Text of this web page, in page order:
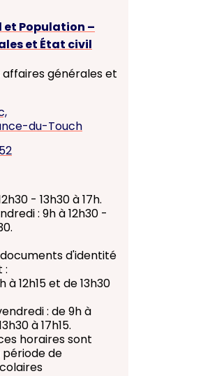
et Population –
et État civil
affaires générales et
du-Touch
- 13h30 à 17h.
: 9h à 12h30 -
d'identité
:
à 12h15 et de 13h30
: de 9h à
à 17h15.
horaires sont
période de